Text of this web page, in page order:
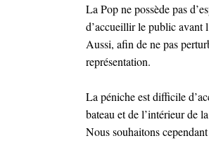
La Pop ne possède pas
d’accueillir le public avant
Aussi, afin de ne pas
représentation.
La péniche est difficile
bateau et de l’intérieur de
Nous souhaitons